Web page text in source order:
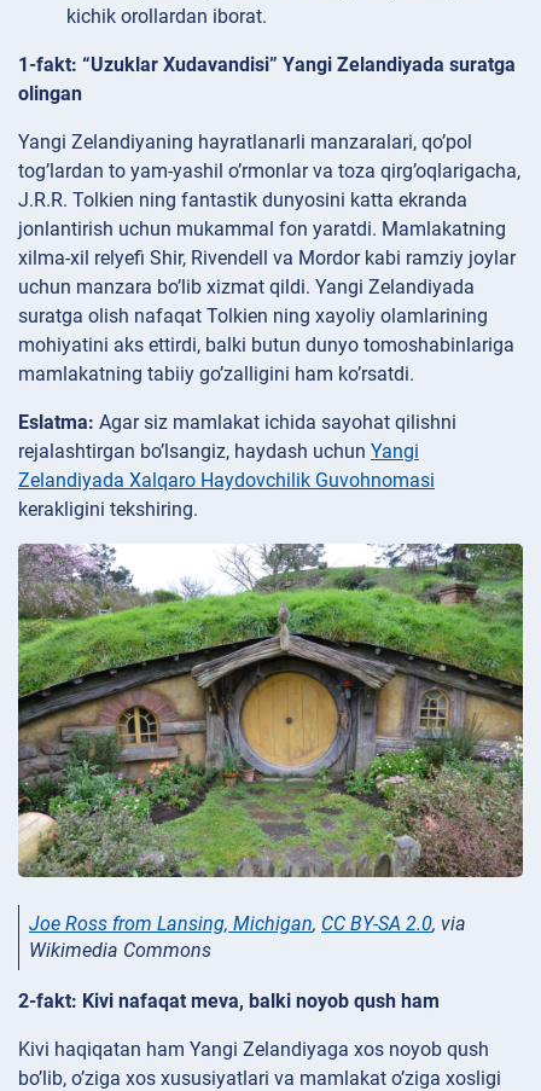
kichik orollardan iborat.
1-fakt: “Uzuklar Xudavandisi” Yangi Zelandiyada suratga
olingan
Yangi Zelandiyaning hayratlanarli manzaralari, qo’pol
tog’lardan to yam-yashil o’rmonlar va toza qirg’oqlarigacha,
J.R.R. Tolkien ning fantastik dunyosini katta ekranda
jonlantirish uchun mukammal fon yaratdi. Mamlakatning
xilma-xil relyefi Shir, Rivendell va Mordor kabi ramziy joylar
uchun manzara bo’lib xizmat qildi. Yangi Zelandiyada
suratga olish nafaqat Tolkien ning xayoliy olamlarining
mohiyatini aks ettirdi, balki butun dunyo tomoshabinlariga
mamlakatning tabiiy go’zalligini ham ko’rsatdi.
Eslatma: Agar siz mamlakat ichida sayohat qilishni
rejalashtirgan bo’lsangiz, haydash uchun Yangi
Zelandiyada Xalqaro Haydovchilik Guvohnomasi
kerakligini tekshiring.
Joe Ross from Lansing, Michigan, CC BY-SA 2.0, via
Wikimedia Commons
2-fakt: Kivi nafaqat meva, balki noyob qush ham
Kivi haqiqatan ham Yangi Zelandiyaga xos noyob qush
bo’lib, o’ziga xos xususiyatlari va mamlakat o’ziga xosligi